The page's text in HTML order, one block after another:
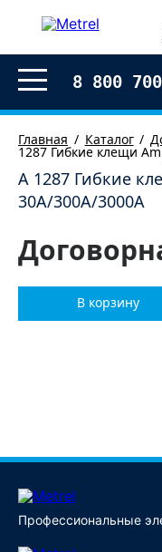
8 800
Главная Каталог
1287 Гибкие клещи
A 1287 Гибкие
30A/300A/3000A
В корзину
Профессиональные